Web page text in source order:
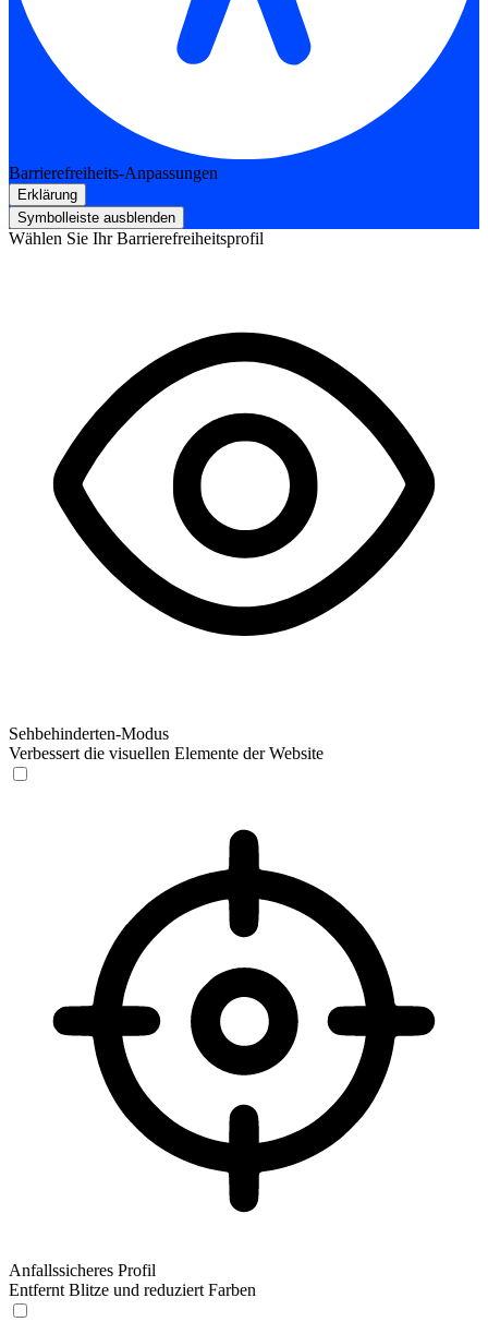
Barrierefreiheits-Anpassungen
Erklärung
Symbolleiste ausblenden
Wählen Sie Ihr Barrierefreiheitsprofil
Sehbehinderten-Modus
Verbessert die visuellen Elemente der Website
Anfallssicheres Profil
Entfernt Blitze und reduziert Farben